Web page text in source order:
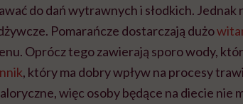
do dań wytrawnych i słodkich. Jednak
Pomarańcze dostarczają dużo
Oprócz tego zawierają sporo wody,
, który ma dobry wpływ na procesy
więc osoby będące na diecie nie